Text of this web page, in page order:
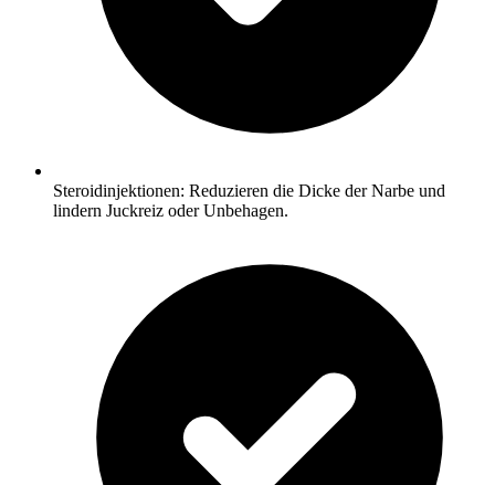
Steroidinjektionen: Reduzieren die Dicke der Narbe und
lindern Juckreiz oder Unbehagen.